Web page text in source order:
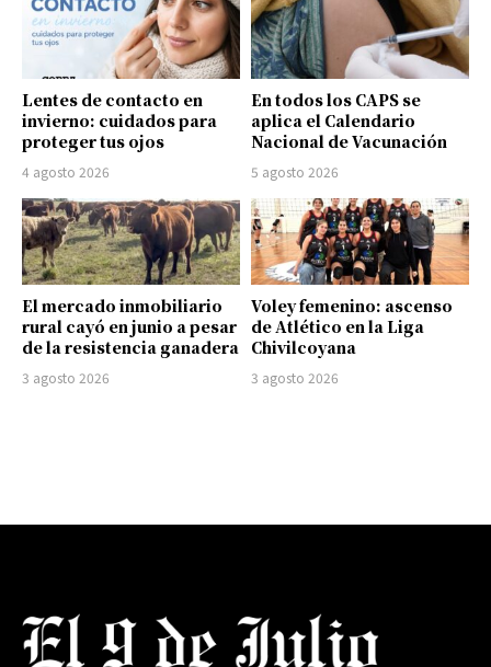
Lentes de contacto en
invierno: cuidados para
proteger tus ojos
4 agosto 2026
En todos los CAPS se
aplica el Calendario
Nacional de Vacunación
5 agosto 2026
El mercado inmobiliario
rural cayó en junio a pesar
de la resistencia ganadera
3 agosto 2026
Voley femenino: ascenso
de Atlético en la Liga
Chivilcoyana
3 agosto 2026